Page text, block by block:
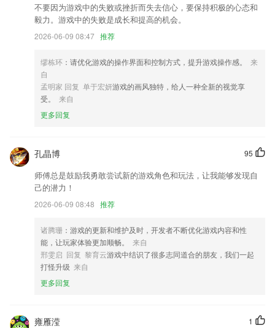
涵盖面广，适配性好，专为智能生活打造的遥控器
新增音频剪辑，格式转换，混音拼接功能，优化用户体验
【新增】新增空间存图，可上传图片，便于自定义封面时选择；
扫码登录功能异常修复
新增转换格式自定义分辨率；
v40.100版本
进行打分评论，说出您的使用经历，以帮助我们更好的对产品进行优化修
改。
不要因为游戏中的失败或挫折而失去信心，要保持积极的心态和
毅力。游戏中的失败是成长和提高的机会。
2026-06-09 08:47 推荐
缪栋环 ：请优化游戏的操作界面和控制方式，提升游戏操作感。
来
自
孟明家 回复 单于宏妍游戏的画风独特，给人一种全新的视觉享
受。
来自
更多回复
95
孔晶博
师傅总是鼓励我勇敢尝试新的游戏角色和玩法，让我能够发现自
己的潜力！
2026-06-09 08:48 推荐
诸腾珊 ：游戏的更新和维护及时，开发者不断优化游戏内容和性
能，让玩家体验更加顺畅。
来自
邢雯启 回复 黎育云游戏中结识了很多志同道合的朋友，我们一起
打怪升级 来自
更多回复
1
雍雁滢